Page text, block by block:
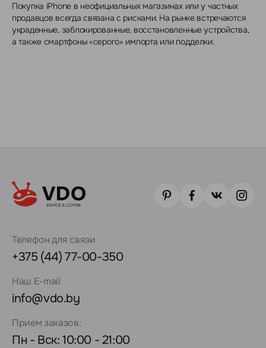
Покупка iPhone в неофициальных магазинах или у частных
продавцов всегда связана с рисками. На рынке встречаются
украденные, заблокированные, восстановленные устройства,
а также смартфоны «серого» импорта или подделки.
Телефон для связи
+375 (44) 77-00-350
Наш E-mail
info@vdo.by
Прием заказов:
Пн - Вск: 10:00 - 21:00